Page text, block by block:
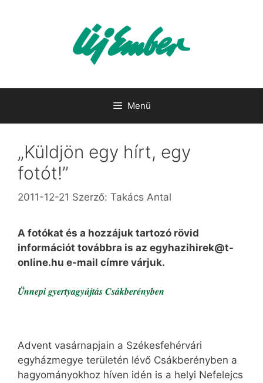
Menü
„Küldjön egy hírt, egy
fotót!”
2011-12-21 Szerző: Takács Antal
A fotókat és a hozzájuk tartozó rövid
információt továbbra is az egyhazihirek@t-
online.hu e-mail címre várjuk.
Ünnepi gyertyagyújtás Csákberényben
Advent vasárnapjain a Székesfehérvári
egyházmegye területén lévő Csákberényben a
hagyományokhoz híven idén is a helyi Nefelejcs